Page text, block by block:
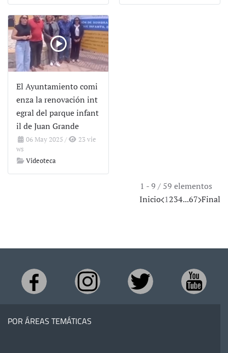
El Ayuntamiento comi
enza la renovación int
egral del parque infant
il de Juan Grande
06 May 2025 /
23 vie
ws
Videoteca
1 - 9 / 59 elementos
Inicio 1234...67 Final
POR ÁREAS TEMÁTICAS